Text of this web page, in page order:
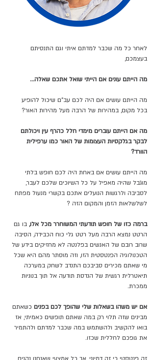
לאחר כל מה שכבר למדתם איתי וגם התנסיתם
בעצמכם,
מה הייתם עונים אם הייתי שואל אתכם שאלה…
מה הייתם עושים אם היה לכם עב"ם שיכול להופיע
בכל מקום, במהירות של הרבה מעל מהירות האור?
מה אם הייתם עוברים מימדי חלל כהרף עין ויכולתם
לבקר בגלקסיות העצומות של האור כמו ערפילית
הוורד?
מה הייתם עושים אם באחת היה לכם חופש בלתי
מוגבל שהיה מאפיל על כל השיוכים שלכם לעבר,
לסביבה ולרגשות הנועלים אתכם בקשרי מנעול מפתח
לשלשלאות הזמן והמקום הזה ?
ברמה כזו של חופש תודעתי המשוחרר מכל אלו, בו גם
הרטט נמצא הרבה מעל רטט גלי כוח הכבידה, הסיבה
שרוב רובם של האנשים בפלנטה לא מחזיקים בידע של
הטכנולוגיה הפנטסטית הזו, וזה מוסתר מהם היא שכל
מי שאתם מכירים סביבכם התנדב לשחק במערכה
תיאטרלית רגשית של הנדסת תודעה אל תוך בנוניות
ממכרת.
אם יש משהו בשאלות שלי שהופך לכם בפנים כשאתם
מבינים שזה תלוי רק במה שאתם תופשים כאמיתי, אז
בואו להקשיב ולהשתמש במה שכבר למדתם ולהתמיר
את גופכם לחללית שכזו.